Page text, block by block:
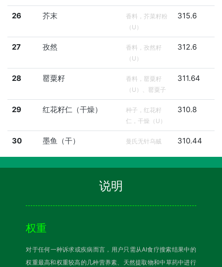
26 芥末
香料，芥菜籽粉
（U）
315.6
27 孜然
香料，孜然籽
（U）
312.6
28 罂粟籽
香料，罂粟籽
（U）、罂粟子
311.64
29 红花籽仁（干燥）
种子，红花籽
仁，干燥（U）
310.8
30 墨鱼（干） 曼氏无针乌贼 310.44
说明
权重
对于任何一种诉求或疾病而言，用户只需从AI食疗搜索结果中的
权重最高和权重较高的几种营养素、天然提取物和中草药中进行